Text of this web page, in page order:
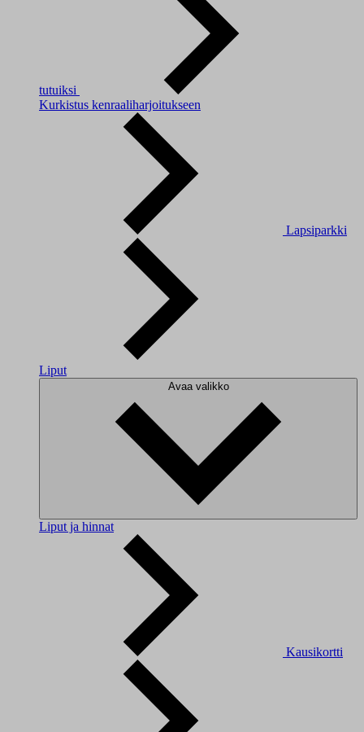
tutuiksi
Kurkistus kenraaliharjoitukseen
Lapsiparkki
Liput
Avaa valikko
Liput ja hinnat
Kausikortti